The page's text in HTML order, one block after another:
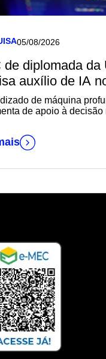
05/08/2026
de diplomada da
auxílio de IA
de câncer
de máquina
de apoio à decisão